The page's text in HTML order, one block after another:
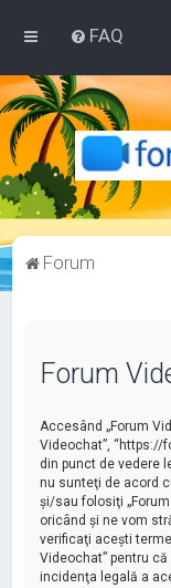
FAQ
Forum
Forum
Accesând „Forum
Videochat”, “https://
din punct de vedere
nu sunteţi de acord
şi/sau folosiţi
oricând şi ne vom
verificaţi aceşti
Videochat” pentru
incidenţa legală a